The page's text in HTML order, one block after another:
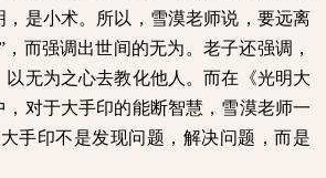
，是小术。所以，雪漠老师说，要远离
而强调出世间的无为。老子还强调，
以无为之心去教化他人。而在《光明大
，对于大手印的能断智慧，雪漠老师一
手印不是发现问题，解决问题，而是